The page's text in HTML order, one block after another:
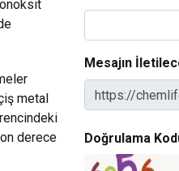
metal
derece
Mesajın
Doğrulama